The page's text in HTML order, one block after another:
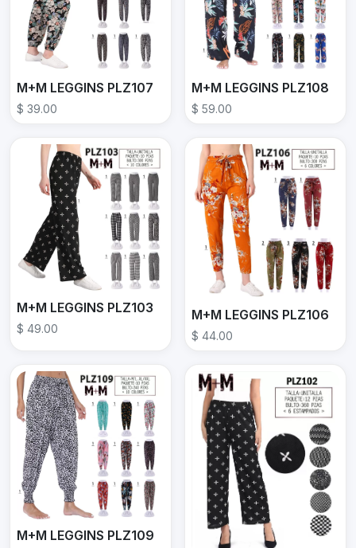
M+M LEGGINS PLZ107
$ 39.00
M+M LEGGINS PLZ108
$ 59.00
M+M LEGGINS PLZ103
$ 49.00
M+M LEGGINS PLZ106
$ 44.00
M+M LEGGINS PLZ109